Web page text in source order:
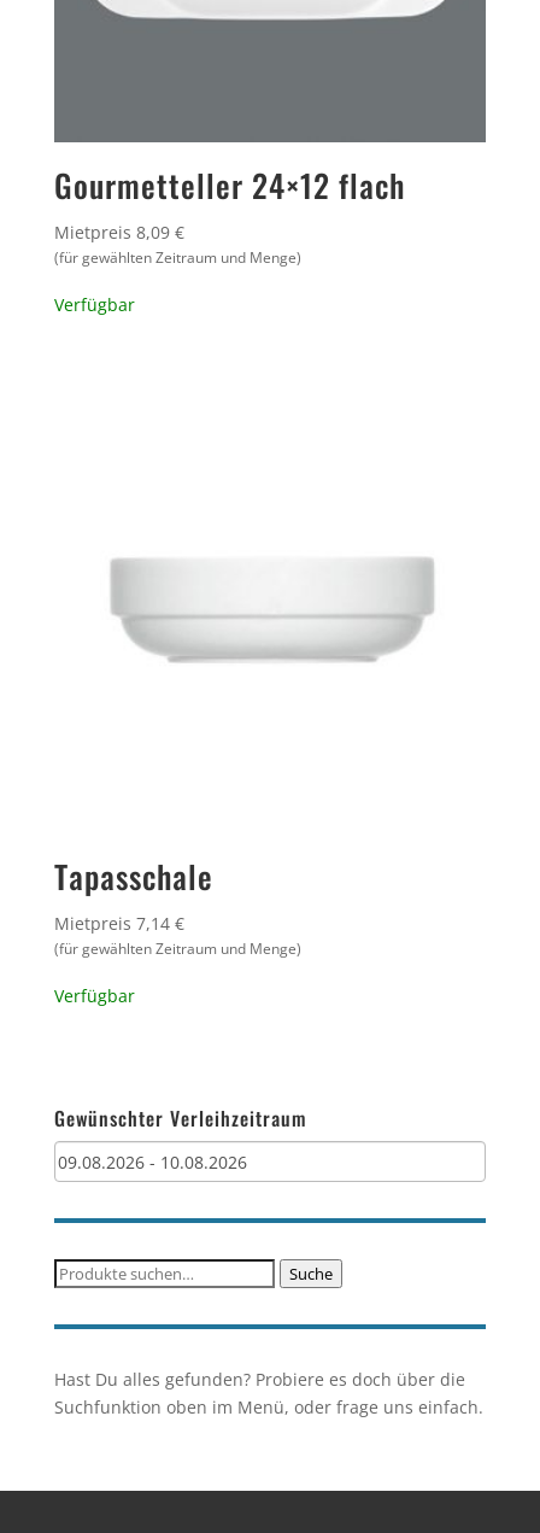
Gourmetteller 24×12 flach
Mietpreis 8,09 €
(für gewählten Zeitraum und Menge)
Verfügbar
Tapasschale
Mietpreis 7,14 €
(für gewählten Zeitraum und Menge)
Verfügbar
Gewünschter Verleihzeitraum
Suche
Suche
Hast Du alles gefunden? Probiere es doch über die
Suchfunktion oben im Menü, oder frage uns einfach.